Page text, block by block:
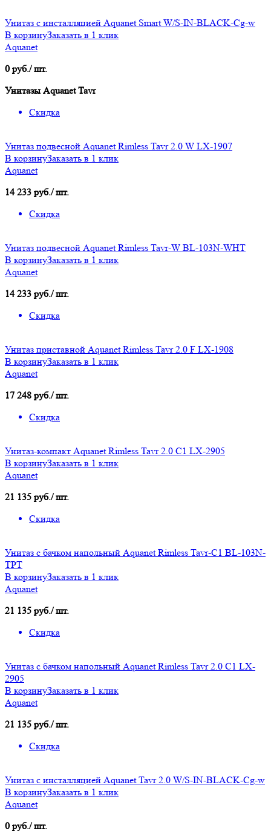
Унитаз с инсталляцией Aquanet Smart W/S-IN-BLACK-Cg-w
В корзинуЗаказать в 1 клик
Aquanet
0 руб./ шт.
Унитазы Aquanet Tavr
Скидка
Унитаз подвесной Aquanet Rimless Tavr 2.0 W LX-1907
В корзинуЗаказать в 1 клик
Aquanet
14 233 руб./ шт.
Скидка
Унитаз подвесной Aquanet Rimless Tavr-W BL-103N-WHT
В корзинуЗаказать в 1 клик
Aquanet
14 233 руб./ шт.
Скидка
Унитаз приставной Aquanet Rimless Tavr 2.0 F LX-1908
В корзинуЗаказать в 1 клик
Aquanet
17 248 руб./ шт.
Скидка
Унитаз-компакт Aquanet Rimless Tavr 2.0 C1 LX-2905
В корзинуЗаказать в 1 клик
Aquanet
21 135 руб./ шт.
Скидка
Унитаз с бачком напольный Aquanet Rimless Tavr-C1 BL-103N-
TPT
В корзинуЗаказать в 1 клик
Aquanet
21 135 руб./ шт.
Скидка
Унитаз с бачком напольный Aquanet Rimless Tavr 2.0 C1 LX-
2905
В корзинуЗаказать в 1 клик
Aquanet
21 135 руб./ шт.
Скидка
Унитаз с инсталляцией Aquanet Tavr 2.0 W/S-IN-BLACK-Cg-w
В корзинуЗаказать в 1 клик
Aquanet
0 руб./ шт.